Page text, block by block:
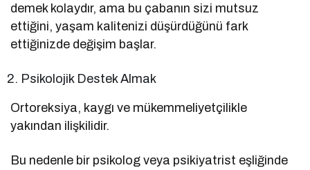
demek kolaydır, ama bu çabanın sizi mutsuz
ettiğini, yaşam kalitenizi düşürdüğünü fark
ettiğinizde değişim başlar.
Psikolojik Destek Almak
Ortoreksiya, kaygı ve mükemmeliyetçilikle
yakından ilişkilidir.
Bu nedenle bir psikolog veya psikiyatrist eşliğinde